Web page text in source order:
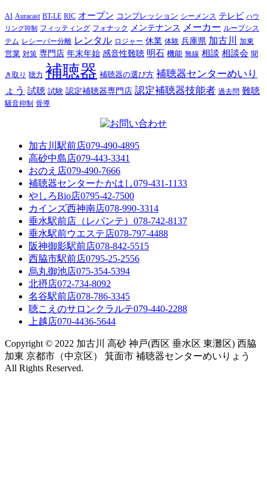
AI Auracast BT-LE RIC オープン コンプレッション シーメンス テレビ ハウ
リング抑制
フィッティング フォナック メンテナンス メーカー ループシス
テム レシーバー分離 レンタル ロジャー 休業 体験 兵庫県 加古川 加東
営業 対策 専門店 年末年始 感音性難聴 明石 機能 無線 相談 相談会 聞
き取り 聴力 補聴器 補聴器の選び方 補聴器センターめいり
ょう 試聴 試験 認定補聴器専門店 認定補聴器技能者 過去問 難聴
騒音抑制 骨導
加古川駅前店079-490-4895
高砂中島店079-443-3341
おのえ店079-490-7666
補聴器センターたかはし079-431-1133
やしろBio店0795-42-7500
カインズ西神南店078-990-3314
垂水駅前店（レバンテ） 078-742-8137
垂水駅前ウエステ店078-797-4488
阪神御影駅前店078-842-5515
西脇市駅前店0795-25-2556
烏丸御池店075-354-5394
北摂店072-734-8092
名谷駅前店078-786-3345
聴こえのサロンクラルテ079-440-2288
上越店070-4436-5644
Copyright © 2022 加古川 高砂 神戸(西区 垂水区 東灘区) 西脇
加東 京都市（中京区） 箕面市 補聴器センターめいりょう
All Rights Reserved.